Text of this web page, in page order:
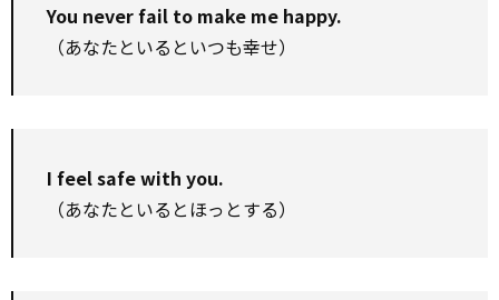
You never fail to make me happy.
（あなたといるといつも幸せ）
I feel safe with you.
（あなたといるとほっとする）